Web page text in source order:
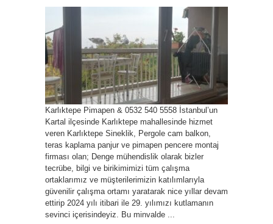
Karlıktepe Pimapen & 0532 540 5558 İstanbul’un
Kartal ilçesinde Karlıktepe mahallesinde hizmet
veren Karlıktepe Sineklik, Pergole cam balkon,
teras kaplama panjur ve pimapen pencere montaj
firması olan; Denge mühendislik olarak bizler
tecrübe, bilgi ve birikimimizi tüm çalışma
ortaklarımız ve müşterilerimizin katılımlarıyla
güvenilir çalışma ortamı yaratarak nice yıllar devam
ettirip 2024 yılı itibari ile 29. yılımızı kutlamanın
sevinci içerisindeyiz. Bu minvalde ...